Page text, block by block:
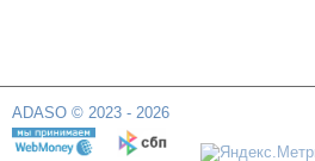
ADASO © 2023 - 2026